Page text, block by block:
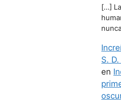
[…]
S.
en